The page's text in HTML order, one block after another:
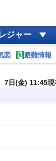
ジャー
図 避難情報
7日(金) 11:45現